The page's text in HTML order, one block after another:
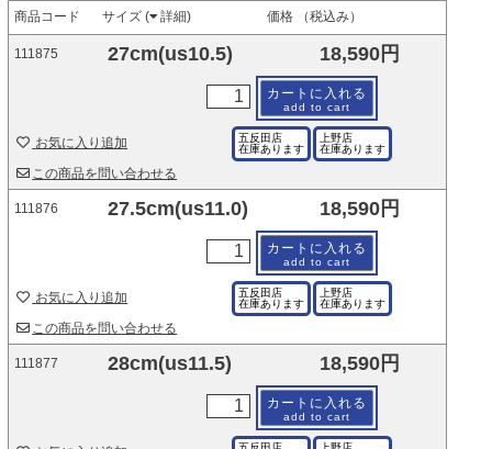
商品コード
サイズ ( 詳細) 価格 （税込み）
111875 27cm(us10.5) 18,590円
カートに入れる
add to cart
五反田店
在庫あります
上野店
在庫あります
お気に入り追加
この商品を問い合わせる
111876 27.5cm(us11.0) 18,590円
カートに入れる
add to cart
五反田店
在庫あります
上野店
在庫あります
お気に入り追加
この商品を問い合わせる
111877 28cm(us11.5) 18,590円
カートに入れる
add to cart